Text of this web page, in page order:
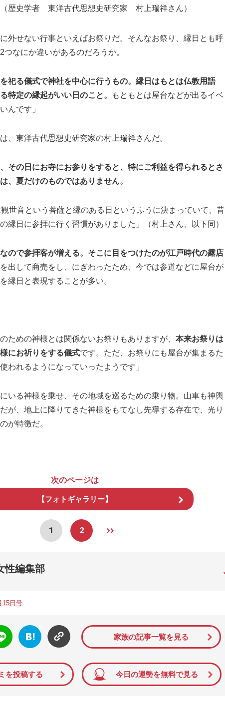
（歴史学者 東洋古代思想史研究家 村上瑞祥さん）
外せない行事といえばお祭りだ。そんなお祭り、縁日とも呼
なにか違いがあるのだろうか。
祀る儀式で神社を中心に行うもの。縁日はもとは仏教用語
特定の縁起がいい日のこと。
もともとは屋台などが出るイベ
んです」
、東洋古代思想史研究家の村上瑞祥さんだ。
その日にお寺にお参りをすると、特にご利益を得られるとさ
、夏だけのものではありません。
世音という菩薩と縁のある日というふうに決まっていて、昔
縁日に参拝に行く習慣がありました」（村上さん、以下同）
ので参拝客が増える。そこに目をつけたのが江戸時代の露店
出して商売をし、にぎわったため、今では参道などに屋台が
縁日と表現することが多い。
ための神様とは関係ないお祭りもありますが、 本来お祭りは
にお祈りをする儀式です。ただ、お祭りにも屋台が集まるた
われるようになっていったようです」
いる神様を乗せ、その地域を巡るための乗り物。山車も神輿
が、地上に降りてきた神様をもてなし先導する存在で、光り
が特徴だ。
次のページは
【フォトギャラリー】
1 2
性編集部
トラブル”」報道をスクープ。この一報から約2か月後、宮内庁は結婚延期を
15日号
はてな
ブック
マーク
家族の記事一覧を見る
を投稿する 今日の運勢を無料で見る